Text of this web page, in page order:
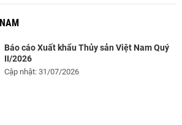
Báo cáo Xuất khẩu Thủy sản Việt Nam Quý
II/2026
Cập nhật: 31/07/2026